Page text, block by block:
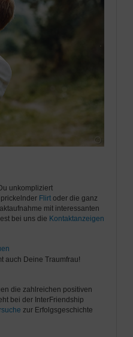
unkompliziert
Flirt oder die ganz
mit interessanten
bei uns die Kontaktanzeigen
auch Deine Traumfrau!
die zahlreichen positiven
bei der InterFriendship
zur Erfolgsgeschichte